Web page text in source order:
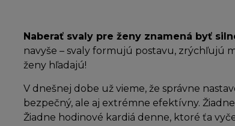
Naberať svaly pre ženy znamená byť
navyše – svaly formujú postavu, zrýchľujú
ženy hľadajú!
V dnešnej dobe už vieme, že správne
bezpečný, ale aj extrémne efektívny.
Žiadne hodinové kardiá denne, ktoré ťa